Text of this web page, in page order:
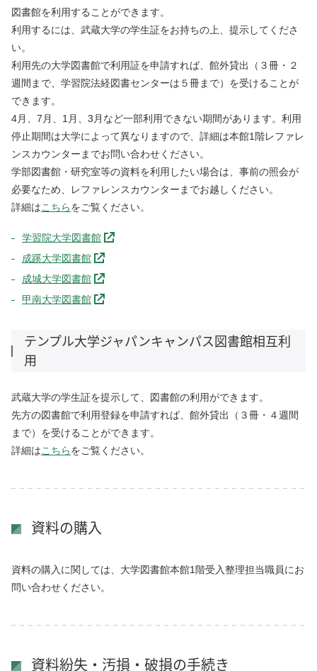
図書館を利用することができます。
利用するには、武蔵大学の学生証をお持ちの上、提示してくださ
い。
利用先の大学図書館で利用証を申請すれば、館外貸出（３冊・２
週間まで、学習院法経図書センターは５冊まで）を受けることが
できます。
4月、7月、1月、3月など一部利用できない期間があります。利用
停止期間は大学によって異なりますので、詳細は本館1階レファレ
ンスカウンターまでお問い合わせください。
学部図書館・研究室等の資料を利用したい場合は、事前の照会が
必要なため、レファレンスカウンターまでお越しください。
詳細はこちらをご覧ください。
学習院大学図書館
成蹊大学図書館
成城大学図書館
甲南大学図書館
テンプル大学ジャパンキャンパス図書館相互利
用
武蔵大学の学生証を提示して、図書館の利用ができます。
先方の図書館で利用登録を申請すれば、館外貸出（３冊・４週間
まで）を受けることができます。
詳細はこちらをご覧ください。
資料の購入
資料の購入に関しては、大学図書館本館1階受入整理担当職員にお
問い合わせください。
資料紛失・汚損・破損の手続き